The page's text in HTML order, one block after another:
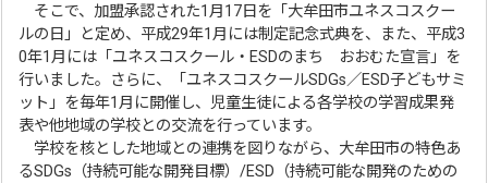
そこで、加盟承認された1月17日を「大牟田市ユネスコスクー
ルの日」と定め、平成29年1月には制定記念式典を、また、平成3
0年1月には「ユネスコスクール・ESDのまち おおむた宣言」を
行いました。さらに、「ユネスコスクールSDGs／ESD子どもサミ
ット」を毎年1月に開催し、児童生徒による各学校の学習成果発
表や他地域の学校との交流を行っています。
学校を核とした地域との連携を図りながら、大牟田市の特色あ
るSDGs（持続可能な開発目標）/ESD（持続可能な開発のための